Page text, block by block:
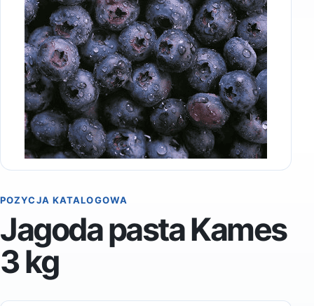
POZYCJA KATALOGOWA
Jagoda pasta Kames
3 kg